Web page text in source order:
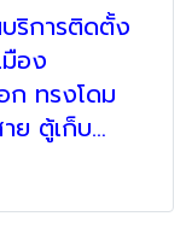
ริการติดตั้ง
อง
ก ทรงโดม
ย ตู้เก็บ